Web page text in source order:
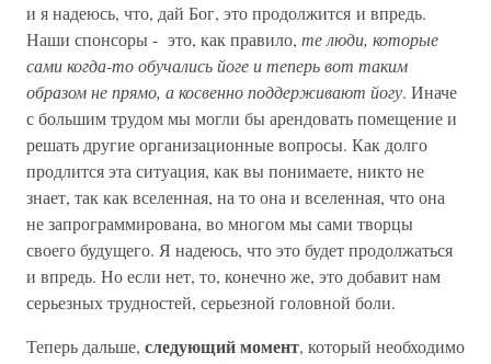
и я надеюсь, что, дай Бог, это продолжится и впредь.
Наши спонсоры - это, как правило, те люди, которые
сами когда-то обучались йоге и теперь вот таким
образом не прямо, а косвенно поддерживают йогу. Иначе
с большим трудом мы могли бы арендовать помещение и
решать другие организационные вопросы. Как долго
продлится эта ситуация, как вы понимаете, никто не
знает, так как вселенная, на то она и вселенная, что она
не запрограммирована, во многом мы сами творцы
своего будущего. Я надеюсь, что это будет продолжаться
и впредь. Но если нет, то, конечно же, это добавит нам
серьезных трудностей, серьезной головной боли.
Теперь дальше, следующий момент, который необходимо